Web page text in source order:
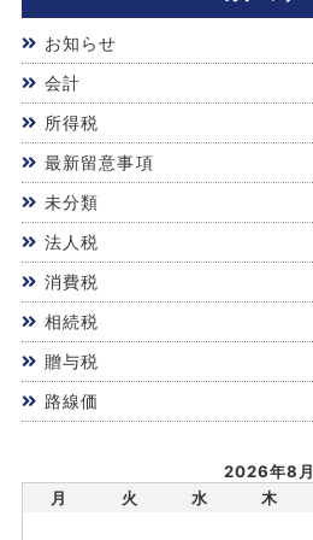
お知らせ
会計
所得税
最新留意事項
未分類
法人税
消費税
相続税
贈与税
路線価
2026年8月
月
火 水 木